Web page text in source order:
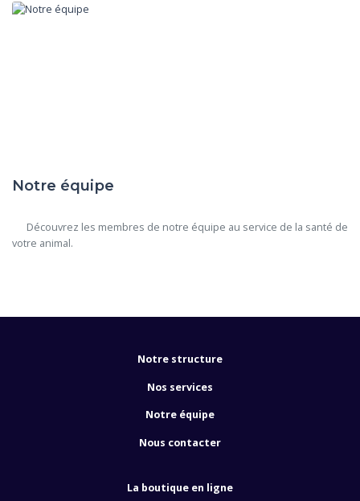
Notre équipe
votre animal.
Notre structure
Nos services
Notre équipe
Nous contacter
La boutique en ligne